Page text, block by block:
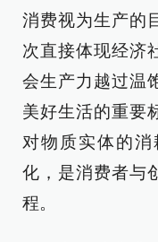
消费视为生产的
次直接体现经济
会生产力越过温
美好生活的重要
对物质实体的
化，是消费者与
程。